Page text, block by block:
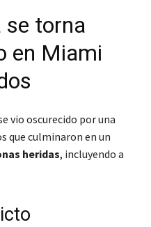
se torna
en Miami
vio oscurecido por una
que culminaron en un
heridas, incluyendo a